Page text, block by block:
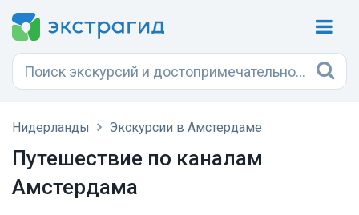
Нидерланды Экскурсии в Амстердаме
Путешествие по каналам
Амстердама